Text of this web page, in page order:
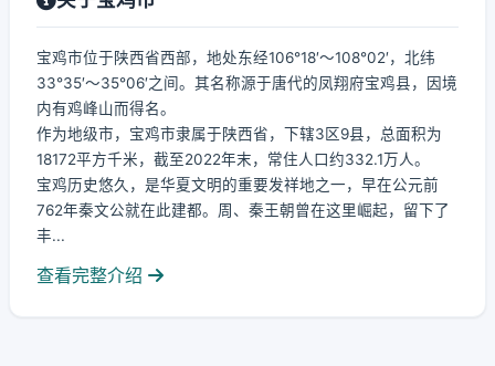
宝鸡市位于陕西省西部，地处东经106°18′～108°02′，北纬
33°35′～35°06′之间。其名称源于唐代的凤翔府宝鸡县，因境
内有鸡峰山而得名。
作为地级市，宝鸡市隶属于陕西省，下辖3区9县，总面积为
18172平方千米，截至2022年末，常住人口约332.1万人。
宝鸡历史悠久，是华夏文明的重要发祥地之一，早在公元前
762年秦文公就在此建都。周、秦王朝曾在这里崛起，留下了
丰...
查看完整介绍